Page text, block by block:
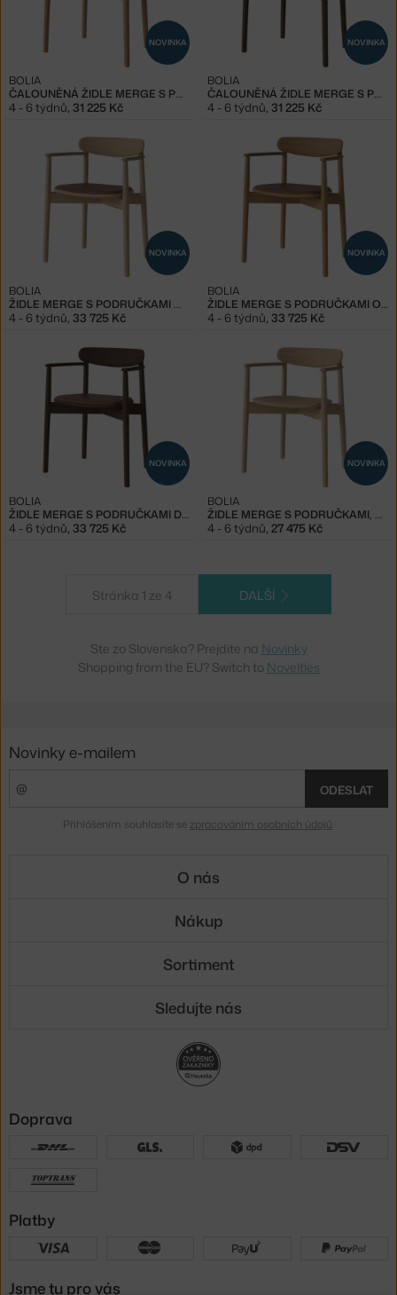
NOVINKA
ČALOUNĚNÁ ŽIDLE MERGE S PODRUČKAMI OILED OAK, STEEL GREY
BOLIA
4 - 6 týdnů, 31 225 Kč
NOVINKA
ČALOUNĚNÁ ŽIDLE MERGE S PODRUČKAMI DARK OAK, STEEL GREY
BOLIA
4 - 6 týdnů, 31 225 Kč
NOVINKA
ŽIDLE MERGE S PODRUČKAMI WHITE OAK, COGNAC
BOLIA
4 - 6 týdnů, 33 725 Kč
NOVINKA
ŽIDLE MERGE S PODRUČKAMI OILED OAK, COGNAC
BOLIA
4 - 6 týdnů, 33 725 Kč
NOVINKA
ŽIDLE MERGE S PODRUČKAMI DARK OAK, COGNAC
BOLIA
4 - 6 týdnů, 33 725 Kč
NOVINKA
ŽIDLE MERGE S PODRUČKAMI, WHITE OAK
BOLIA
4 - 6 týdnů, 27 475 Kč
Stránka 1 ze 4 DALŠÍ
Ste zo Slovenska? Prejdite na Novinky
Shopping from the EU? Switch to Novelties
Novinky e-mailem
ODESLAT
Přihlášením souhlasíte se zpracováním osobních údajů
O nás
Nákup
Sortiment
Sledujte nás
Doprava
Platby
Jsme tu pro vás